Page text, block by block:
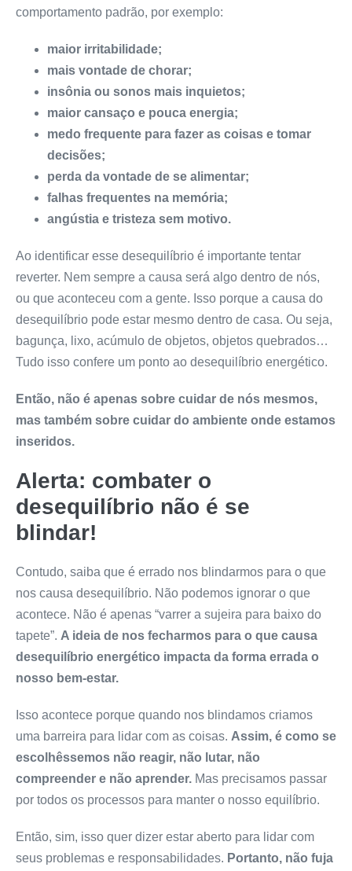
comportamento padrão, por exemplo:
maior irritabilidade;
mais vontade de chorar;
insônia ou sonos mais inquietos;
maior cansaço e pouca energia;
medo frequente para fazer as coisas e tomar
decisões;
perda da vontade de se alimentar;
falhas frequentes na memória;
angústia e tristeza sem motivo.
Ao identificar esse desequilíbrio é importante tentar
reverter. Nem sempre a causa será algo dentro de nós,
ou que aconteceu com a gente. Isso porque a causa do
desequilíbrio pode estar mesmo dentro de casa. Ou seja,
bagunça, lixo, acúmulo de objetos, objetos quebrados…
Tudo isso confere um ponto ao desequilíbrio energético.
Então, não é apenas sobre cuidar de nós mesmos,
mas também sobre cuidar do ambiente onde estamos
inseridos.
Alerta: combater o
desequilíbrio não é se
blindar!
Contudo, saiba que é errado nos blindarmos para o que
nos causa desequilíbrio. Não podemos ignorar o que
acontece. Não é apenas “varrer a sujeira para baixo do
tapete”. A ideia de nos fecharmos para o que causa
desequilíbrio energético impacta da forma errada o
nosso bem-estar.
Isso acontece porque quando nos blindamos criamos
uma barreira para lidar com as coisas. Assim, é como se
escolhêssemos não reagir, não lutar, não
compreender e não aprender. Mas precisamos passar
por todos os processos para manter o nosso equilíbrio.
Então, sim, isso quer dizer estar aberto para lidar com
seus problemas e responsabilidades. Portanto, não fuja